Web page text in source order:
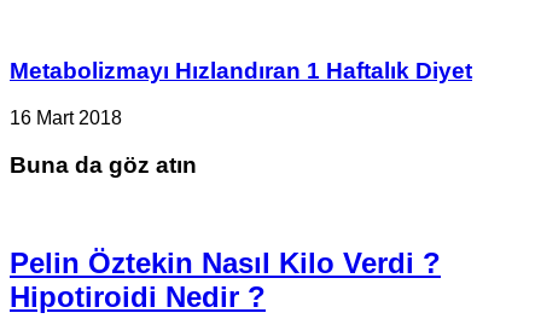
Metabolizmayı Hızlandıran 1 Haftalık Diyet
16 Mart 2018
Buna da göz atın
Pelin Öztekin Nasıl Kilo Verdi ?
Hipotiroidi Nedir ?